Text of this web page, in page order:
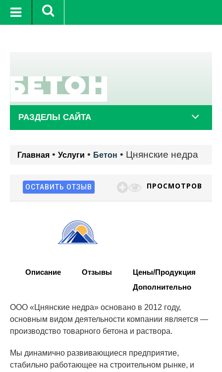
+19°C
РАЗДЕЛЫ САЙТА
Главная • Услуги • Бетон • Цнянские недра
ОСТАВИТЬ ОТЗЫВ ПРОСМОТРОВ
Описание Отзывы
Цены/Продукция
Дополнительно
ООО «Цнянские недра» основано в 2012 году,
основным видом деятельности компании является —
производство товарного бетона и раствора.
Мы динамично развивающиеся предприятие,
стабильно работающее на строительном рынке, и